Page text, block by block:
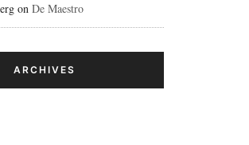
on De Maestro
ARCHIVES